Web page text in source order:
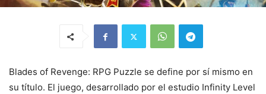
Blades of Revenge: RPG Puzzle se define por sí mismo en
su título. El juego, desarrollado por el estudio Infinity Level